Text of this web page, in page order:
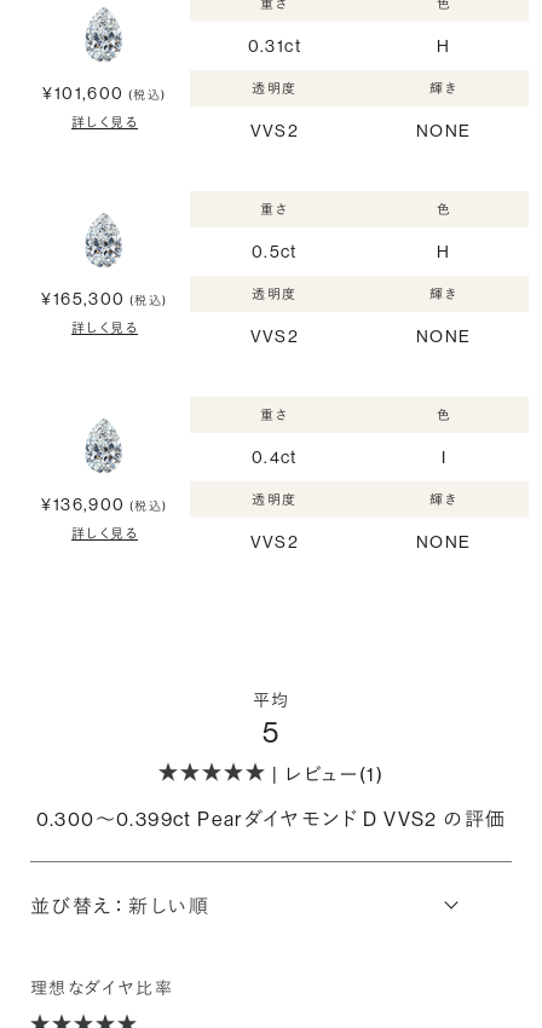
¥101,600 (税込)
詳しく見る
重さ
0.31ct
色
H
透明度
VVS2
輝き
NONE
¥165,300 (税込)
詳しく見る
重さ
0.5ct
色
H
透明度
VVS2
輝き
NONE
¥136,900 (税込)
詳しく見る
重さ
0.4ct
色
I
透明度
VVS2
輝き
NONE
平均
5
| レビュー(1)
0.300〜0.399ct Pearダイヤモンド D VVS2 の評価
並び替え：
理想なダイヤ比率